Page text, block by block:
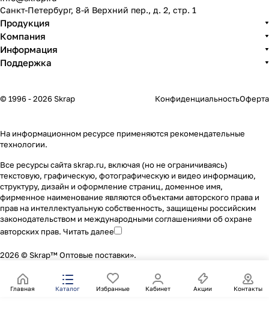
Санкт-Петербург, 8-й Верхний пер., д. 2, стр. 1
Продукция
Компания
Информация
Поддержка
© 1996 - 2026 Skrap КонфиденциальностьОферта
На информационном ресурсе применяются рекомендательные
технологии.
Все ресурсы сайта skrap.ru, включая (но не ограничиваясь)
текстовую, графическую, фотографическую и видео информацию,
структуру, дизайн и оформление страниц, доменное имя,
фирменное наименование являются объектами авторского права и
прав на интеллектуальную собственность, защищены российским
законодательством и международными соглашениями об охране
авторских прав. Читать далее
2026 © Skrap™ Оптовые поставки».
Главная Каталог Избранные Кабинет Акции Контакты